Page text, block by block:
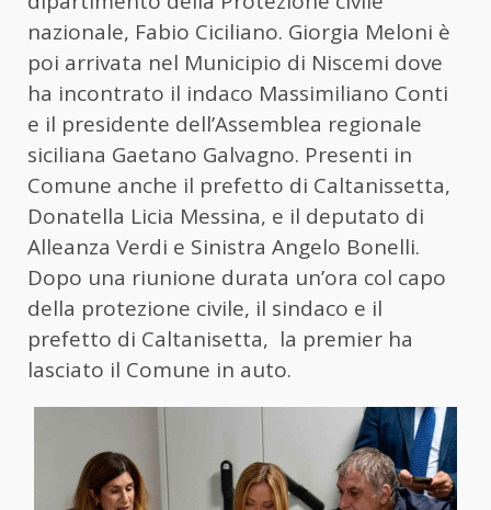
nazionale, Fabio Ciciliano. Giorgia Meloni è
poi arrivata nel Municipio di Niscemi dove
ha incontrato il indaco Massimiliano Conti
e il presidente dell’Assemblea regionale
siciliana Gaetano Galvagno. Presenti in
Comune anche il prefetto di Caltanissetta,
Donatella Licia Messina, e il deputato di
Alleanza Verdi e Sinistra Angelo Bonelli.
Dopo una riunione durata un’ora col capo
della protezione civile, il sindaco e il
prefetto di Caltanisetta, la premier ha
lasciato il Comune in auto.